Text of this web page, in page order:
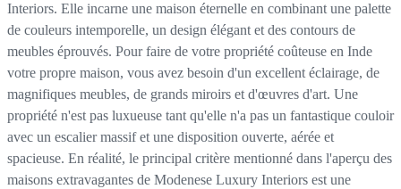
Interiors. Elle incarne une maison éternelle en combinant une palette
de couleurs intemporelle, un design élégant et des contours de
meubles éprouvés. Pour faire de votre propriété coûteuse en Inde
votre propre maison, vous avez besoin d'un excellent éclairage, de
magnifiques meubles, de grands miroirs et d'œuvres d'art. Une
propriété n'est pas luxueuse tant qu'elle n'a pas un fantastique couloir
avec un escalier massif et une disposition ouverte, aérée et
spacieuse. En réalité, le principal critère mentionné dans l'aperçu des
maisons extravagantes de Modenese Luxury Interiors est une